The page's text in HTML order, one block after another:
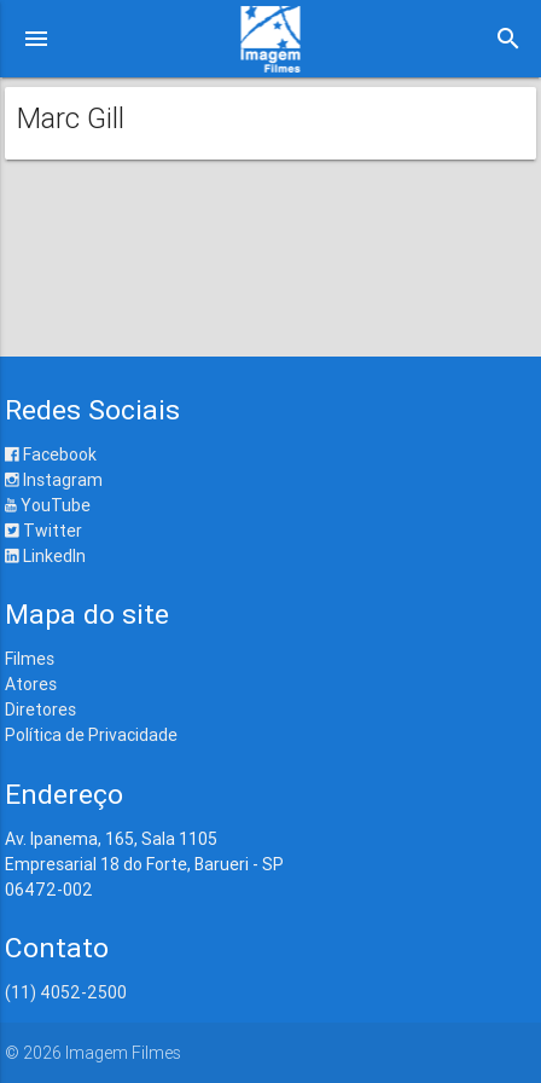
menu search
Marc Gill
Redes Sociais
Facebook
Instagram
YouTube
Twitter
LinkedIn
Mapa do site
Filmes
Atores
Diretores
Política de Privacidade
Endereço
Av. Ipanema, 165, Sala 1105
Empresarial 18 do Forte, Barueri - SP
06472-002
Contato
(11) 4052-2500
© 2026 Imagem Filmes